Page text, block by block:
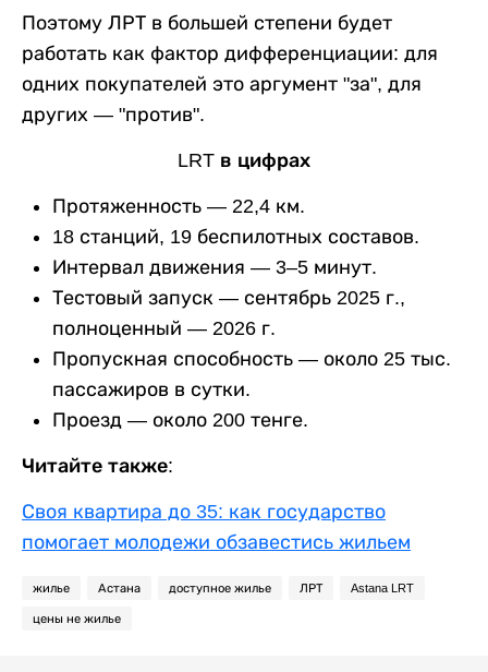
Поэтому ЛРТ в большей степени будет
работать как фактор дифференциации: для
одних покупателей это аргумент "за", для
других — "против".
LRT в цифрах
Протяженность — 22,4 км.
18 станций, 19 беспилотных составов.
Интервал движения — 3–5 минут.
Тестовый запуск — сентябрь 2025 г.,
полноценный — 2026 г.
Пропускная способность — около 25 тыс.
пассажиров в сутки.
Проезд — около 200 тенге.
Читайте также:
Своя квартира до 35: как государство
помогает молодежи обзавестись жильем
жилье Астана доступное жилье ЛРТ Astana LRT
цены не жилье